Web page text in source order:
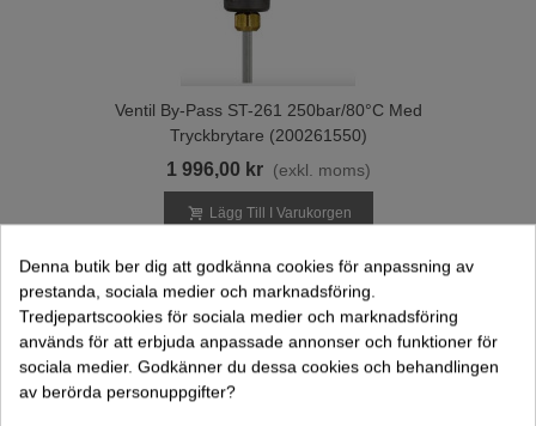
Ventil By-Pass ST-261 250bar/80°C Med
Tryckbrytare (200261550)
1 996,00 kr (exkl. moms)
Lägg Till I Varukorgen
Denna butik ber dig att godkänna cookies för anpassning av
prestanda, sociala medier och marknadsföring.
Tredjepartscookies för sociala medier och marknadsföring
används för att erbjuda anpassade annonser och funktioner för
sociala medier. Godkänner du dessa cookies och behandlingen
av berörda personuppgifter?